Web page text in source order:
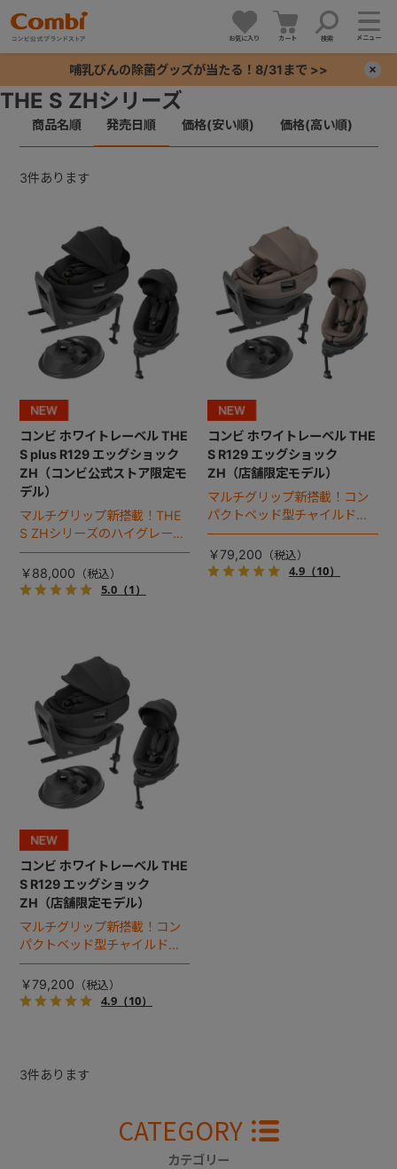
お気に入り カート 検索 メニュー
哺乳びんの除菌グッズが当たる！8/31まで >>
THE S ZHシリーズ
商品名順 発売日順 価格(安い順) 価格(高い順)
3件あります
コンビ ホワイトレーベル THE
S plus R129 エッグショック
ZH（コンビ公式ストア限定モ
デル）
マルチグリップ新搭載！THE
S ZHシリーズのハイグレード
モデル（2026年モデル）。
￥88,000
5.0（1）
コンビ ホワイトレーベル THE
S R129 エッグショック
ZH（店舗限定モデル）
マルチグリップ新搭載！コン
パクトベッド型チャイルドシ
ート（2026年モデル）。
￥79,200
4.9（10）
コンビ ホワイトレーベル THE
S R129 エッグショック
ZH（店舗限定モデル）
マルチグリップ新搭載！コン
パクトベッド型チャイルドシ
ート（2026年モデル）。
￥79,200
4.9（10）
3件あります
CATEGORY
カテゴリー